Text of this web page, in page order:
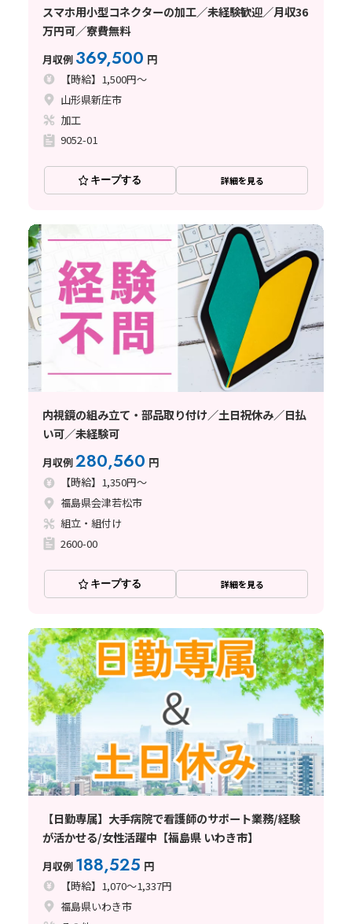
スマホ用小型コネクターの加工／未経験歓迎／月収36
万円可／寮費無料
月収例 369,500 円
【時給】1,500円～
山形県新庄市
加工
9052-01
キープする 詳細を見る
内視鏡の組み立て・部品取り付け／土日祝休み／日払
い可／未経験可
月収例280,560 円
【時給】1,350円～
福島県会津若松市
組立・組付け
2600-00
キープする 詳細を見る
【日勤専属】大手病院で看護師のサポート業務/経験
が活かせる/女性活躍中【福島県 いわき市】
月収例 188,525 円
【時給】1,070～1,337円
福島県いわき市